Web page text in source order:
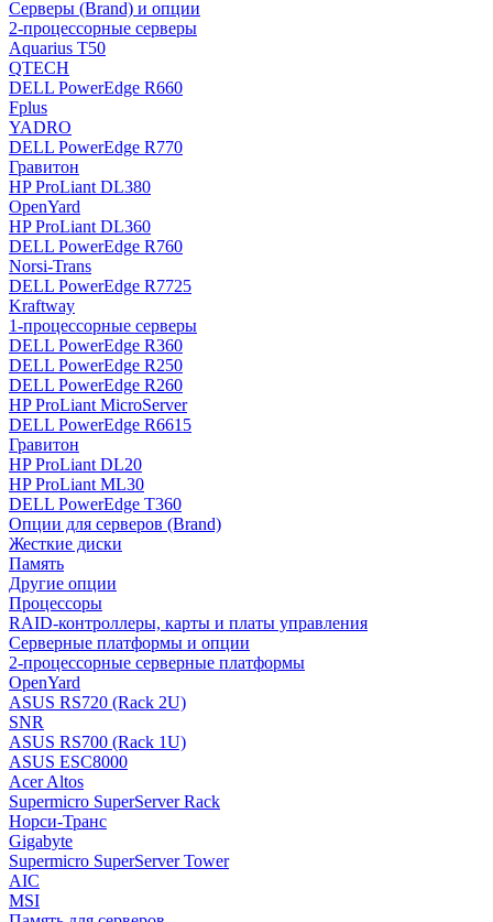
Серверы (Brand) и опции
2-процессорные серверы
Aquarius T50
QTECH
DELL PowerEdge R660
Fplus
YADRO
DELL PowerEdge R770
Гравитон
HP ProLiant DL380
OpenYard
HP ProLiant DL360
DELL PowerEdge R760
Norsi-Trans
DELL PowerEdge R7725
Kraftway
1-процессорные серверы
DELL PowerEdge R360
DELL PowerEdge R250
DELL PowerEdge R260
HP ProLiant MicroServer
DELL PowerEdge R6615
Гравитон
HP ProLiant DL20
HP ProLiant ML30
DELL PowerEdge T360
Опции для серверов (Brand)
Жесткие диски
Память
Другие опции
Процессоры
RAID-контроллеры, карты и платы управления
Серверные платформы и опции
2-процессорные серверные платформы
OpenYard
ASUS RS720 (Rack 2U)
SNR
ASUS RS700 (Rack 1U)
ASUS ESC8000
Acer Altos
Supermicro SuperServer Rack
Норси-Транс
Gigabyte
Supermicro SuperServer Tower
AIC
MSI